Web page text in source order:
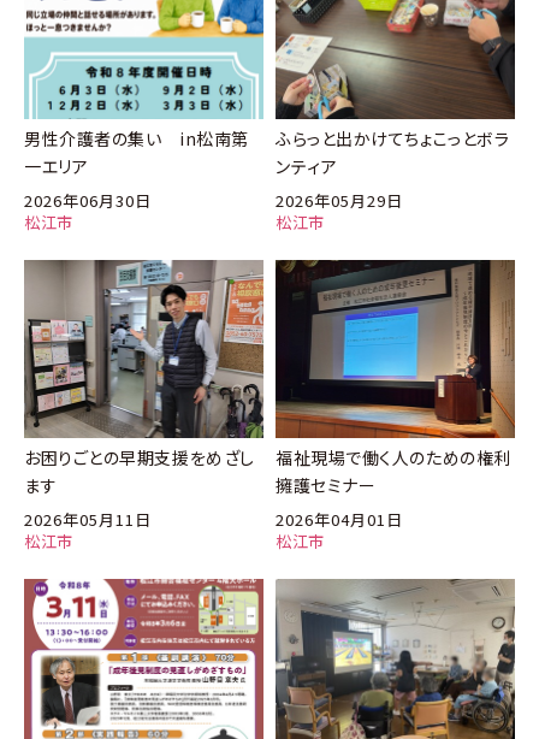
松江市
2026年06月30日
男性介護者の集い in松南第
一エリア
松江市
2026年05月29日
ふらっと出かけてちょこっとボラ
ンティア
松江市
2026年05月11日
お困りごとの早期支援をめざし
ます
松江市
2026年04月01日
福祉現場で働く人のための権利
擁護セミナー